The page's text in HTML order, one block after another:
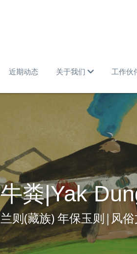
近期动态 关于我们 工作伙
牛粪|Yak
兰则(藏族) 年保玉则|风